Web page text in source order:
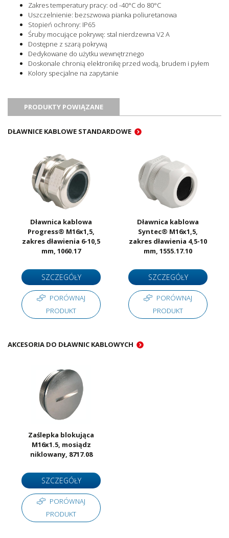
Zakres temperatury pracy: od -40°C do 80°C
Uszczelnienie: bezszwowa pianka poliuretanowa
Stopień ochrony: IP65
Śruby mocujące pokrywę: stal nierdzewna V2 A
Dostępne z szarą pokrywą
Dedykowane do użytku wewnętrznego
Doskonale chronią elektronikę przed wodą, brudem i pyłem
Kolory specjalne na zapytanie
PRODUKTY POWIĄZANE
DŁAWNICE KABLOWE STANDARDOWE
Dławnica kablowa
Progress® M16x1,5,
zakres dławienia 6-10,5
mm, 1060.17
SZCZEGÓŁY
PORÓWNAJ
PRODUKT
Dławnica kablowa
Syntec® M16x1,5,
zakres dławienia 4,5-10
mm, 1555.17.10
SZCZEGÓŁY
PORÓWNAJ
PRODUKT
AKCESORIA DO DŁAWNIC KABLOWYCH
Zaślepka blokująca
M16x1.5, mosiądz
niklowany, 8717.08
SZCZEGÓŁY
PORÓWNAJ
PRODUKT